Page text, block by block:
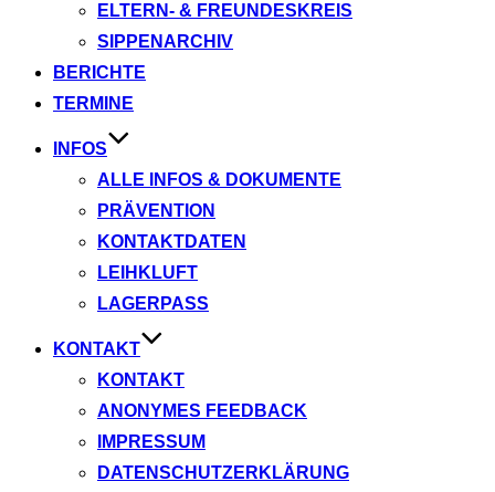
ELTERN- & FREUNDESKREIS
SIPPENARCHIV
BERICHTE
TERMINE
INFOS
ALLE INFOS & DOKUMENTE
PRÄVENTION
KONTAKTDATEN
LEIHKLUFT
LAGERPASS
KONTAKT
KONTAKT
ANONYMES FEEDBACK
IMPRESSUM
DATENSCHUTZERKLÄRUNG